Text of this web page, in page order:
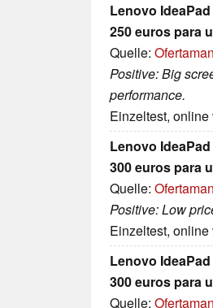
Lenovo
250 euros para
Quelle: Ofertaman
Positive: Big
performance.
Einzeltest, online
Lenovo
300 euros para
Quelle: Ofertaman
Positive: Low
Einzeltest, online
Lenovo
300 euros para
Quelle: Ofertaman